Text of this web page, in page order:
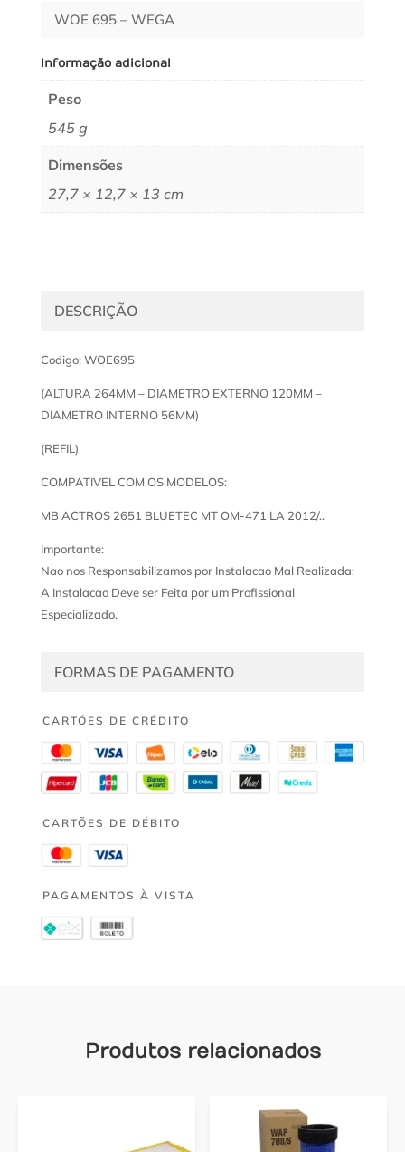
WOE 695 – WEGA
Informação adicional
Peso
545 g
Dimensões
27,7 × 12,7 × 13 cm
DESCRIÇÃO
Codigo: WOE695
(ALTURA 264MM – DIAMETRO EXTERNO 120MM –
DIAMETRO INTERNO 56MM)
(REFIL)
COMPATIVEL COM OS MODELOS:
MB ACTROS 2651 BLUETEC MT OM-471 LA 2012/..
Importante:
Nao nos Responsabilizamos por Instalacao Mal Realizada;
A Instalacao Deve ser Feita por um Profissional
Especializado.
FORMAS DE PAGAMENTO
CARTÕES DE CRÉDITO
CARTÕES DE DÉBITO
PAGAMENTOS À VISTA
Produtos relacionados